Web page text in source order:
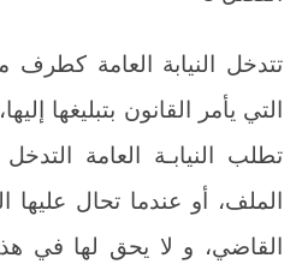
تتدخل النيابة العامة
التي يأمر القانون بتبليغها
تطلب النيابـة العامة
الملف، أو عندما تحال عليها
القاضي، و لا يحق لها في